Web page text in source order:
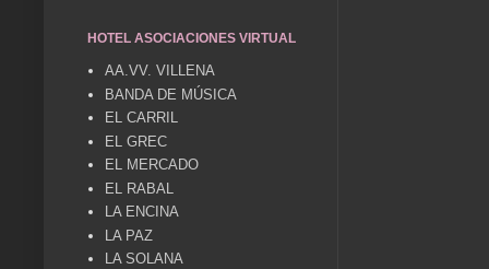
HOTEL ASOCIACIONES VIRTUAL
AA.VV. VILLENA
BANDA DE MÚSICA
EL CARRIL
EL GREC
EL MERCADO
EL RABAL
LA ENCINA
LA PAZ
LA SOLANA